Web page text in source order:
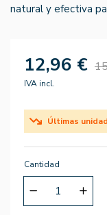
natural y efectiva
12,96 €
IVA incl.
Últimas
Cantidad